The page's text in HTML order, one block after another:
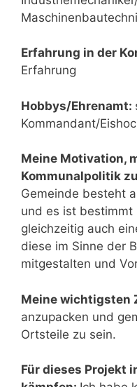
Erfahrung in der
Erfahrung
Hobbys/Ehrenamt:
Kommandant/
Meine Motivation,
Kommunalpolitik
Gemeinde besteht
und es ist bestimmt
gleichzeitig auch
diese im Sinne der
mitgestalten und
Meine wichtigsten
anzupacken und
Ortsteile zu sein.
Für dieses Projekt